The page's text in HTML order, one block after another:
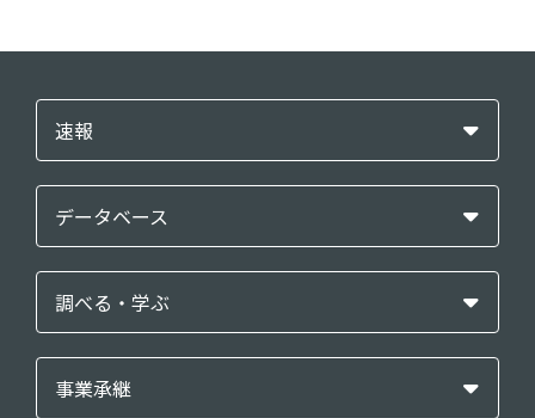
速報
データベース
調べる・学ぶ
事業承継